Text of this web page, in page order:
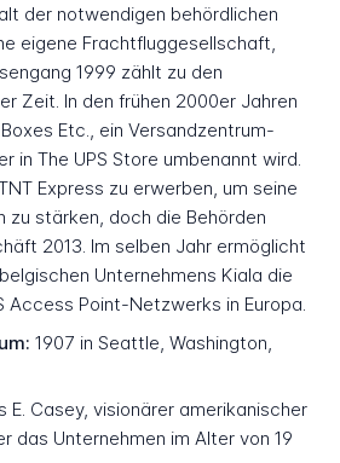
der notwendigen behördlichen
eigene Frachtfluggesellschaft,
1999 zählt zu den
Zeit. In den frühen 2000er Jahren
Etc., ein Versandzentrum-
in The UPS Store umbenannt wird.
Express zu erwerben, um seine
zu stärken, doch die Behörden
2013. Im selben Jahr ermöglicht
Unternehmens Kiala die
Access Point-Netzwerks in Europa.
1907 in Seattle, Washington,
E. Casey, visionärer amerikanischer
das Unternehmen im Alter von 19